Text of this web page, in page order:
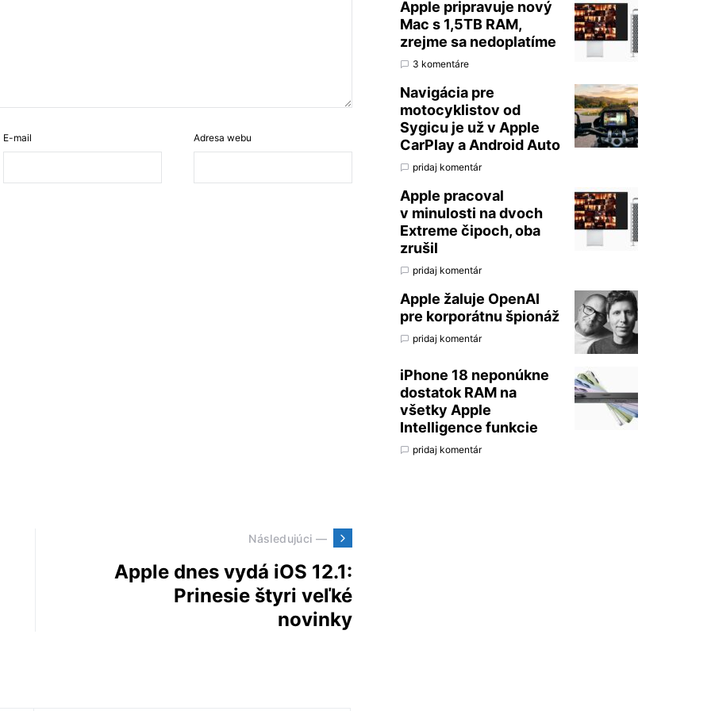
E-mail Adresa webu
Následujúci —
Apple dnes vydá iOS 12.1:
Prinesie štyri veľké
novinky
Apple pripravuje nový
Mac s 1,5TB RAM,
zrejme sa nedoplatíme
3 komentáre
Navigácia pre
motocyklistov od
Sygicu je už v Apple
CarPlay a Android Auto
pridaj komentár
Apple pracoval
v minulosti na dvoch
Extreme čipoch, oba
zrušil
pridaj komentár
Apple žaluje OpenAI
pre korporátnu špionáž
pridaj komentár
iPhone 18 neponúkne
dostatok RAM na
všetky Apple
Intelligence funkcie
pridaj komentár